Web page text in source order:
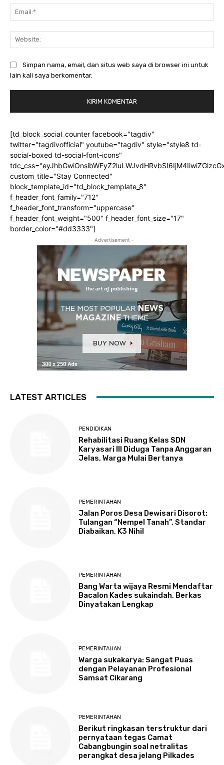
Simpan nama, email, dan situs web saya di browser ini untuk
lain kali saya berkomentar.
[td_block_social_counter facebook="tagdiv"
twitter="tagdivofficial" youtube="tagdiv" style="style8 td-
social-boxed td-social-font-icons"
custom_title="Stay Connected"
block_template_id="td_block_template_8"
f_header_font_family="712"
f_header_font_transform="uppercase"
f_header_font_weight="500" f_header_font_size="17"
border_color="#dd3333"]
- Advertisement -
LATEST ARTICLES
PENDIDIKAN
Rehabilitasi Ruang Kelas SDN
Karyasari III Diduga Tanpa Anggaran
Jelas, Warga Mulai Bertanya
PEMERINTAHAN
Jalan Poros Desa Dewisari Disorot:
Tulangan “Nempel Tanah”, Standar
Diabaikan, K3 Nihil
PEMERINTAHAN
Bang Warta wijaya Resmi Mendaftar
Bacalon Kades sukaindah, Berkas
Dinyatakan Lengkap
PEMERINTAHAN
Warga sukakarya: Sangat Puas
dengan Pelayanan Profesional
Samsat Cikarang
PEMERINTAHAN
Berikut ringkasan terstruktur dari
pernyataan tegas Camat
Cabangbungin soal netralitas
perangkat desa jelang Pilkades